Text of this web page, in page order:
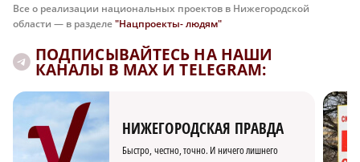
Все о реализации национальных проектов в Нижегородской
области — в разделе"Нацпроекты- людям"
ПОДПИСЫВАЙТЕСЬ НА НАШИ
КАНАЛЫ В MAX И TELEGRAM:
НИЖЕГОРОДСКАЯ ПРАВДА
Быстро, честно, точно. И ничего лишнего